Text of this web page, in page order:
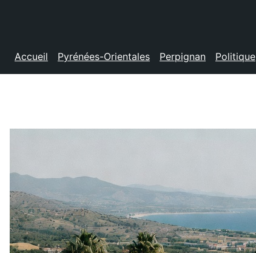
Accueil Pyrénées-Orientales Perpignan Politique